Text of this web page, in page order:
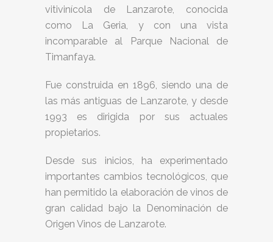
vitivinícola de Lanzarote, conocida
como La Geria, y con una vista
incomparable al Parque Nacional de
Timanfaya.
Fue construida en 1896, siendo una de
las más antiguas de Lanzarote, y desde
1993 es dirigida por sus actuales
propietarios.
Desde sus inicios, ha experimentado
importantes cambios tecnológicos, que
han permitido la elaboración de vinos de
gran calidad bajo la Denominación de
Origen Vinos de Lanzarote.